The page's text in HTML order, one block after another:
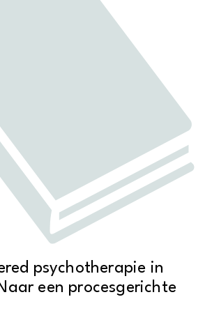
psychotherapie in
een procesgerichte